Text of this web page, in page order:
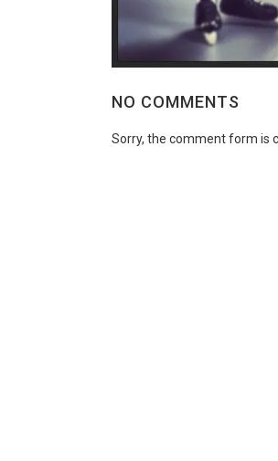
NO COMMENTS
Sorry, the comment form is